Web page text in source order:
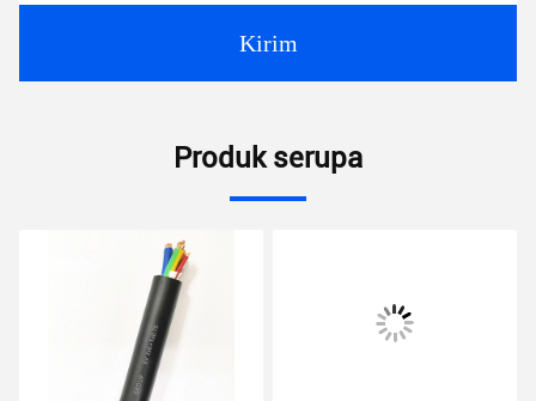
Kirim
Produk serupa